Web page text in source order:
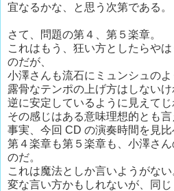
宜なるかな、と思う次第である。
さて、問題の第４、第５楽章。
これはもう、狂い方としたらや
のだが、
小澤さんも流石にミュンシュのよ
露骨なテンポの上げ方はしないけ
逆に安定しているように見えて
その感じはある意味理想的とも言
事実、今回 CD の演奏時間を見比
第４楽章も第５楽章も、小澤さ
のだ。
これは魔法としか言いようがない
変な言い方かもしれないが、同